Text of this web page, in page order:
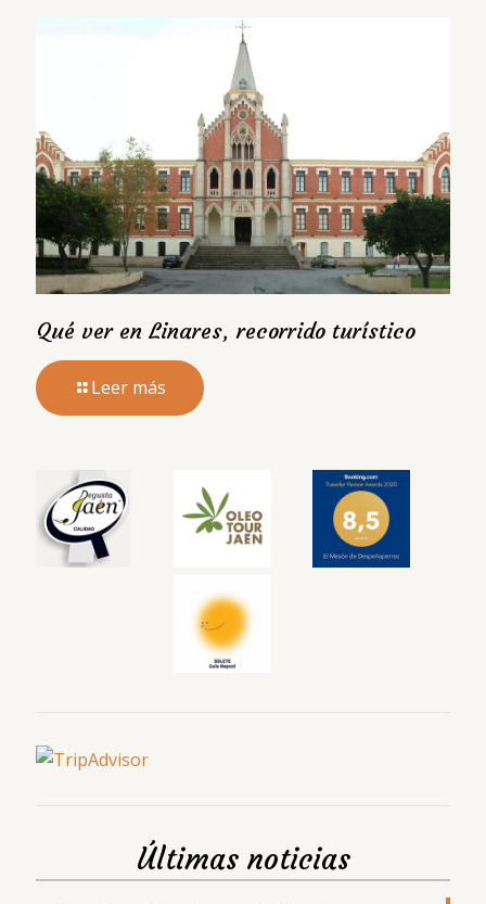
Qué ver en Linares, recorrido turístico
Leer más
Últimas noticias